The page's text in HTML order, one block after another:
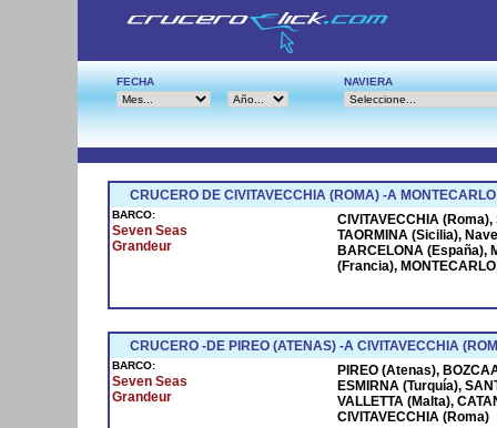
FECHA NAVIERA
CRUCERO DE CIVITAVECCHIA (ROMA) -A
BARCO:
Seven Seas
Grandeur
CIVITAVECCHIA
TAORMINA (Sicilia),
BARCELONA (España),
(Francia),
CRUCERO -DE PIREO (ATENAS) -A CIVITAVECCHIA
BARCO:
Seven Seas
Grandeur
PIREO (Atenas),
ESMIRNA (Turquía),
VALLETTA (Malta),
CIVITAVECCHIA (Roma)